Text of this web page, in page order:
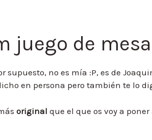
juego de mesa
supuesto, no es mía :P, es de
en persona pero también te lo
original que el que os voy a